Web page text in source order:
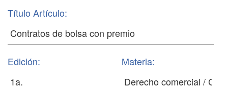
Título Artículo:
Edición: Materia: